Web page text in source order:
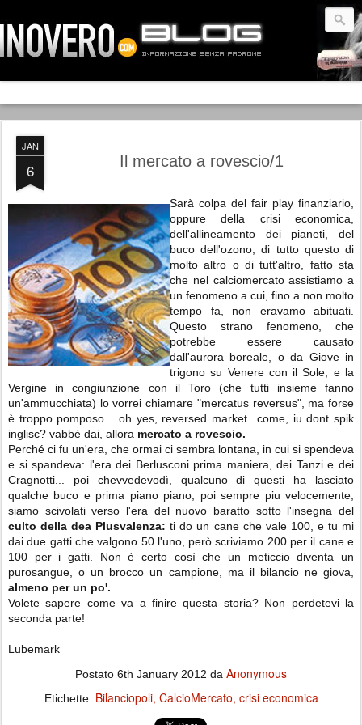
JAN
6 Il mercato a rovescio/1
Sarà colpa del fair play finanziario,
oppure della crisi economica,
dell'allineamento dei pianeti, del
buco dell'ozono, di tutto questo di
molto altro o di tutt'altro, fatto sta
che nel calciomercato assistiamo a
un fenomeno a cui, fino a non molto
tempo fa, non eravamo abituati.
Questo strano fenomeno, che
potrebbe essere causato
dall'aurora boreale, o da Giove in
trigono su Venere con il Sole, e la
Vergine in congiunzione con il Toro (che tutti insieme fanno
un'ammucchiata) lo vorrei chiamare "mercatus reversus", ma forse
è troppo pomposo... oh yes, reversed market...come, iu dont spik
inglisc? vabbè dai, allora mercato a rovescio.
Perché ci fu un'era, che ormai ci sembra lontana, in cui si spendeva
e si spandeva: l'era dei Berlusconi prima maniera, dei Tanzi e dei
Cragnotti... poi chevvedevodì, qualcuno di questi ha lasciato
qualche buco e prima piano piano, poi sempre piu velocemente,
siamo scivolati verso l'era del nuovo baratto sotto l'insegna del
culto della dea Plusvalenza:ti do un cane che vale 100, e tu mi
dai due gatti che valgono 50 l'uno, però scriviamo 200 per il cane e
100 per i gatti. Non è certo così che un meticcio diventa un
purosangue, o un brocco un campione, ma il bilancio ne giova,
almeno per un po'.
Volete sapere come va a finire questa storia? Non perdetevi la
seconda parte!
Lubemark
Postato 6th January 2012 da Anonymous
Etichette: Bilanciopoli CalcioMercato crisi economica